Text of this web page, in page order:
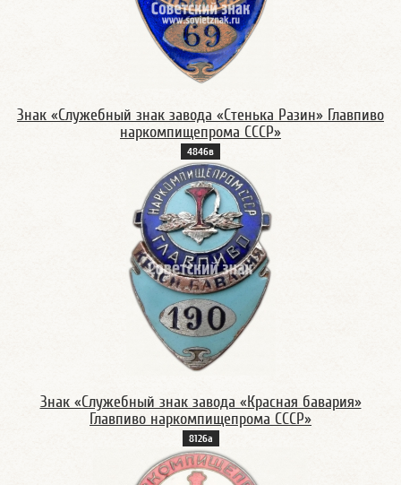
Знак «Служебный знак завода «Стенька Разин» Главпиво
наркомпищепрома СССР»
4846в
Знак «Служебный знак завода «Красная бавария»
Главпиво наркомпищепрома СССР»
8126а